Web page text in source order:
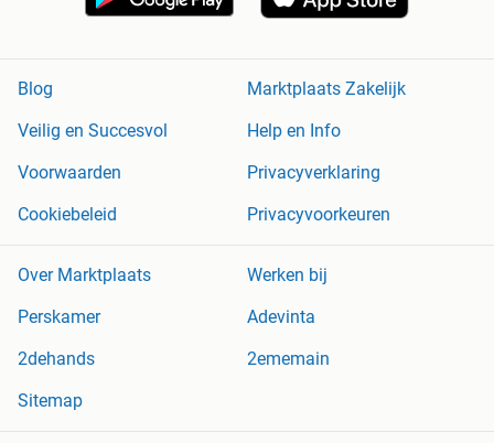
Blog
Marktplaats Zakelijk
Veilig en Succesvol
Help en Info
Voorwaarden
Privacyverklaring
Cookiebeleid
Privacyvoorkeuren
Over Marktplaats
Werken bij
Perskamer
Adevinta
2dehands
2ememain
Sitemap